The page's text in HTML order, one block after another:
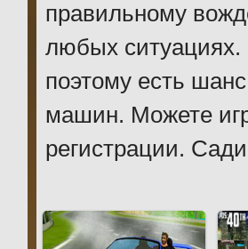
правильному
любых ситуациях.
поэтому есть
машин. Можете
регистрации.